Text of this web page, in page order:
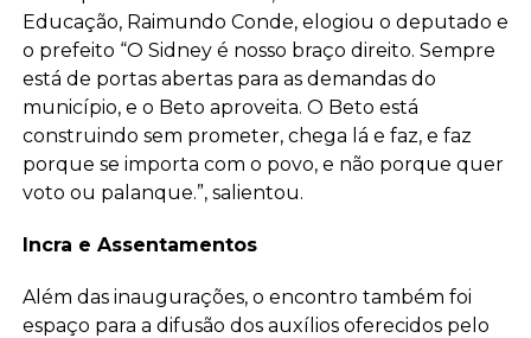
Educação, Raimundo Conde, elogiou o deputado e
o prefeito “O Sidney é nosso braço direito. Sempre
está de portas abertas para as demandas do
município, e o Beto aproveita. O Beto está
construindo sem prometer, chega lá e faz, e faz
porque se importa com o povo, e não porque quer
voto ou palanque.”, salientou.
Incra e Assentamentos
Além das inaugurações, o encontro também foi
espaço para a difusão dos auxílios oferecidos pelo